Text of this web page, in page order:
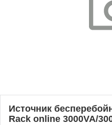
Источник
Rack online 3000VA/